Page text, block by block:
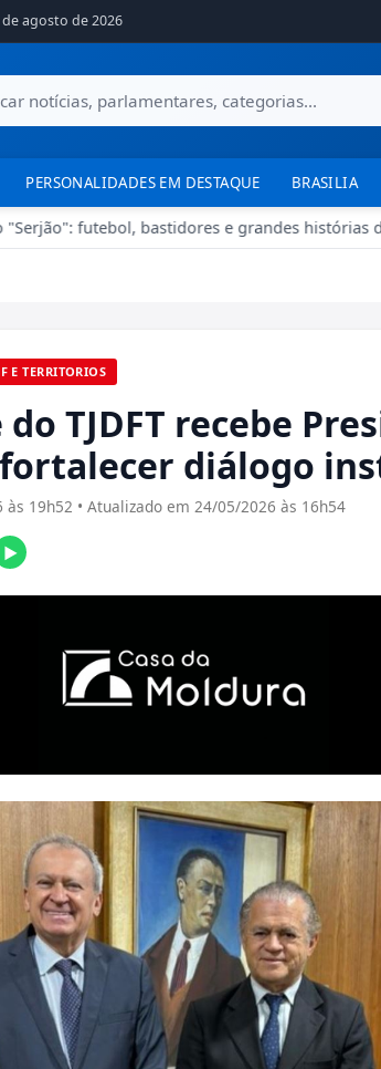
de agosto de 2026
PERSONALIDADES EM DESTAQUE BRASILIA
futebol, bastidores e grandes histórias
E TERRITORIOS
TJDFT recebe
fortalecer diálogo
às 19h52 • Atualizado em 24/05/2026 às 16h54
▶